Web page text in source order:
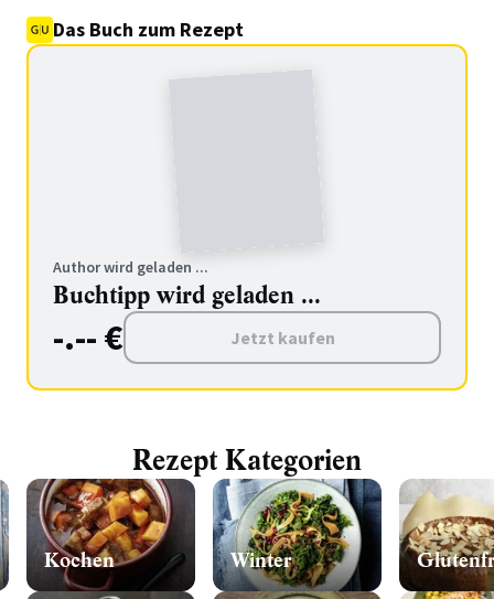
Das Buch zum Rezept
Author wird geladen ...
Buchtipp wird geladen ...
-.-- € Jetzt kaufen
Rezept Kategorien
Kochen Winter